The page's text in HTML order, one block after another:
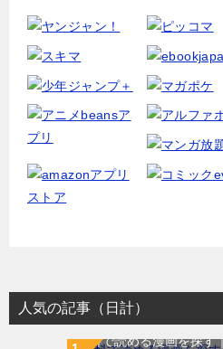
人気の記事（日計）
無料で読める漫画を探す